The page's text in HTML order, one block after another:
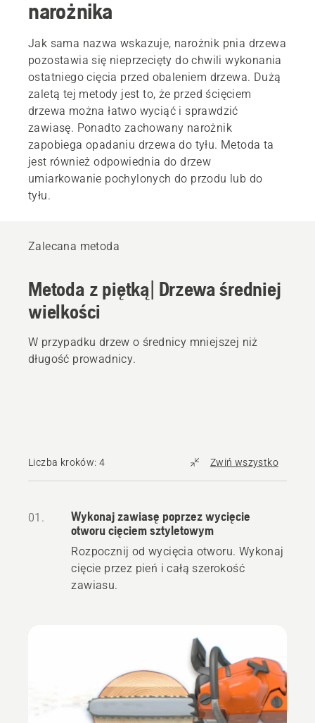
narożnika
Jak sama nazwa wskazuje, narożnik pnia drzewa
pozostawia się nieprzecięty do chwili wykonania
ostatniego cięcia przed obaleniem drzewa. Dużą
zaletą tej metody jest to, że przed ścięciem
drzewa można łatwo wyciąć i sprawdzić
zawiasę. Ponadto zachowany narożnik
zapobiega opadaniu drzewa do tyłu. Metoda ta
jest również odpowiednia do drzew
umiarkowanie pochylonych do przodu lub do
tyłu.
Zalecana metoda
Metoda z piętką| Drzewa średniej
wielkości
W przypadku drzew o średnicy mniejszej niż
długość prowadnicy.
Liczba kroków: 4 Zwiń wszystko
01.
Wykonaj zawiasę poprzez wycięcie
otworu cięciem sztyletowym
Rozpocznij od wycięcia otworu. Wykonaj
cięcie przez pień i całą szerokość
zawiasu.